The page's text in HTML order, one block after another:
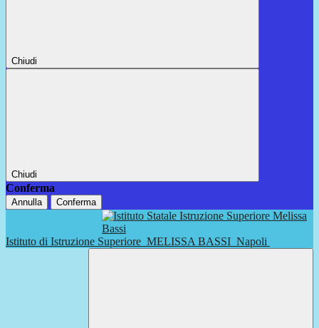
Chiudi
Chiudi
Conferma
Annulla Conferma
Istituto di Istruzione Superiore MELISSA BASSI Napoli